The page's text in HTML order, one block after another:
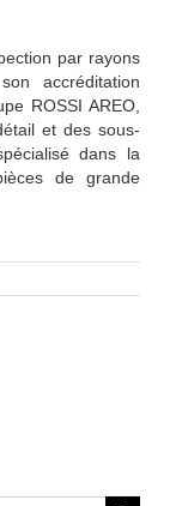
par rayons
accréditation
ROSSI AREO,
et des sous-
dans la
de grande